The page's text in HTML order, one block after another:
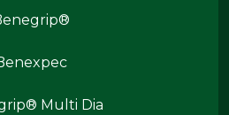
Multi Dia